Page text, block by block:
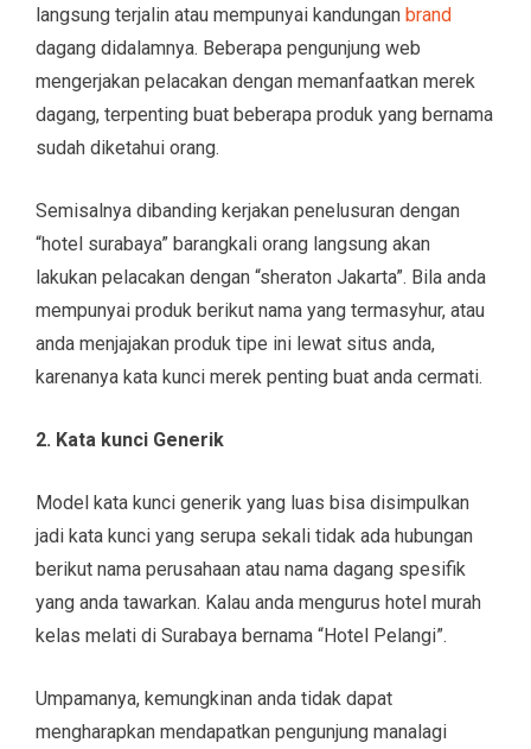
langsung terjalin atau mempunyai kandungan brand
dagang didalamnya. Beberapa pengunjung web
mengerjakan pelacakan dengan memanfaatkan merek
dagang, terpenting buat beberapa produk yang bernama
sudah diketahui orang.
Semisalnya dibanding kerjakan penelusuran dengan
“hotel surabaya” barangkali orang langsung akan
lakukan pelacakan dengan “sheraton Jakarta”. Bila anda
mempunyai produk berikut nama yang termasyhur, atau
anda menjajakan produk tipe ini lewat situs anda,
karenanya kata kunci merek penting buat anda cermati.
2. Kata kunci Generik
Model kata kunci generik yang luas bisa disimpulkan
jadi kata kunci yang serupa sekali tidak ada hubungan
berikut nama perusahaan atau nama dagang spesifik
yang anda tawarkan. Kalau anda mengurus hotel murah
kelas melati di Surabaya bernama “Hotel Pelangi”.
Umpamanya, kemungkinan anda tidak dapat
mengharapkan mendapatkan pengunjung manalagi